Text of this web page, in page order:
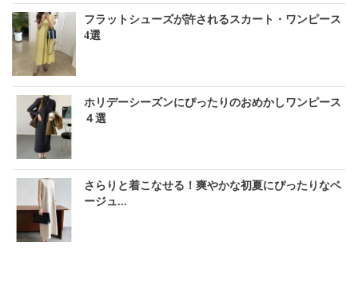
フラットシューズが許されるスカート・ワンピース
4選
ホリデーシーズンにぴったりのおめかしワンピース
４選
さらりと着こなせる！爽やかな初夏にぴったりなベ
ージュ...